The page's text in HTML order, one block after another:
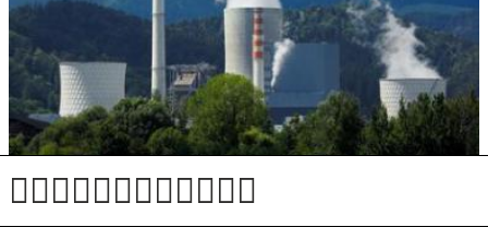
Nepredvidena okvara Teša 6 bo vplivala na letošnje